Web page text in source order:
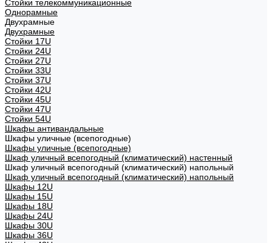
Стойки телекоммуникационные
Однорамные
Двухрамные
Двухрамные
Стойки 17U
Стойки 24U
Стойки 27U
Стойки 33U
Стойки 37U
Стойки 42U
Стойки 45U
Стойки 47U
Стойки 54U
Шкафы антивандальные
Шкафы уличные (всепогодные)
Шкафы уличные (всепогодные)
Шкаф уличный всепогодный (климатический) настенный
Шкаф уличный всепогодный (климатический) напольный
Шкаф уличный всепогодный (климатический) напольный
Шкафы 12U
Шкафы 15U
Шкафы 18U
Шкафы 24U
Шкафы 30U
Шкафы 36U